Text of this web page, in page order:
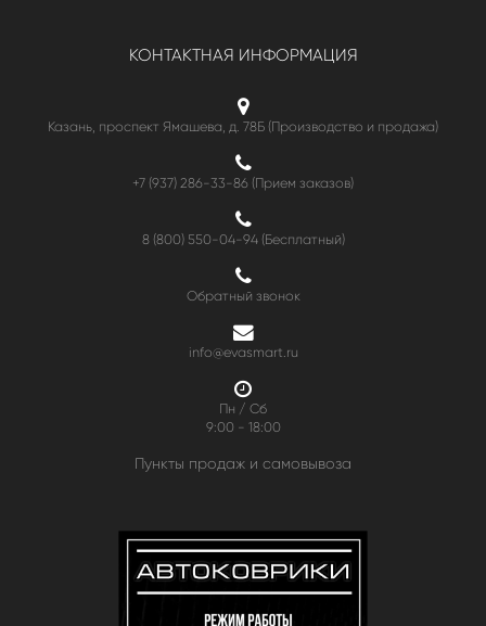
КОНТАКТНАЯ ИНФОРМАЦИЯ
Казань, проспект Ямашева, д. 78Б (Производство и продажа)
+7 (937) 286-33-86 (Прием заказов)
8 (800) 550-04-94(Бесплатный)
Обратный звонок
info@evasmart.ru
Пн / Сб
9:00 - 18:00
Пункты продаж и самовывоза